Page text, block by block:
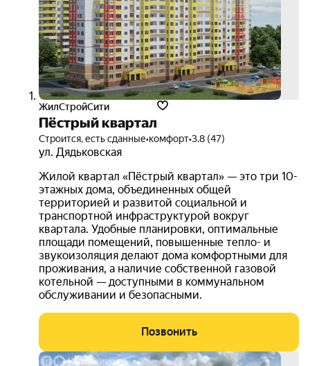
ЖилСтройСити
Пёстрый квартал
Строится, есть сданные•комфорт•3.8 (47)
ул. Дядьковская
Жилой квартал «Пёстрый квартал» — это три 10-
этажных дома, объединенных общей
территорией и развитой социальной и
транспортной инфраструктурой вокруг
квартала. Удобные планировки, оптимальные
площади помещений, повышенные тепло- и
звукоизоляция делают дома комфортными для
проживания, а наличие собственной газовой
котельной — доступными в коммунальном
обслуживании и безопасными.
Позвонить